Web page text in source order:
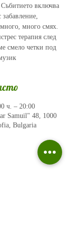
включва
много смях.
терапия след
смело четки под
ч. – 20:00
48, 1000
Bulgaria